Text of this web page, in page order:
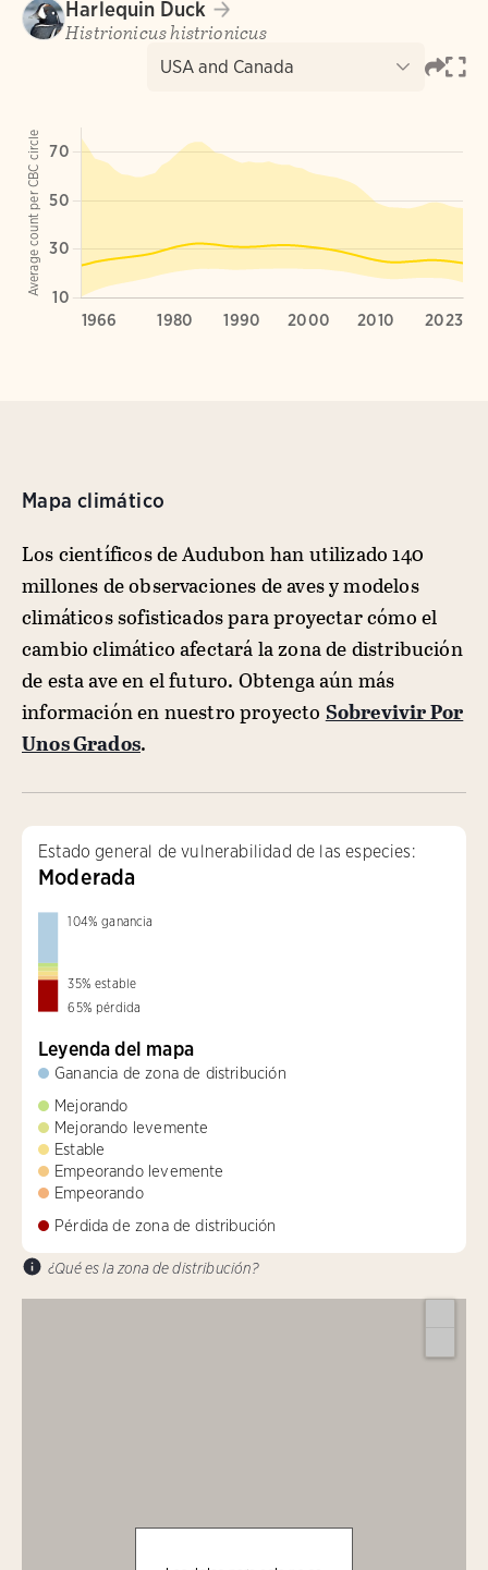
Mapa climático
Los científicos de Audubon han utilizado 140
millones de observaciones de aves y modelos
climáticos sofisticados para proyectar cómo el
cambio climático afectará la zona de distribución
de esta ave en el futuro. Obtenga aún más
información en nuestro proyecto Sobrevivir Por
Unos Grados.
Estado general de vulnerabilidad de las especies:
Moderada
104%ganancia
35% estable
65% pérdida
Leyenda del mapa
Ganancia de zona de distribución
Mejorando
Mejorando levemente
Estable
Empeorando levemente
Empeorando
Pérdida de zona de distribución
¿Qué es la zona de distribución?